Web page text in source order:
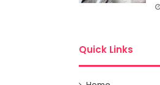
Quick Links